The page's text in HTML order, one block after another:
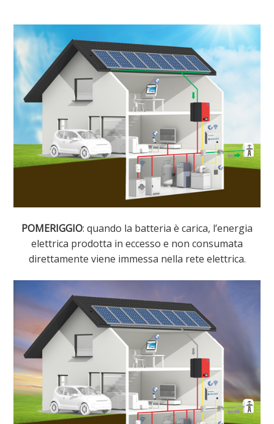
POMERIGGIO: quando la batteria è carica, l’energia
elettrica prodotta in eccesso e non consumata
direttamente viene immessa nella rete elettrica.